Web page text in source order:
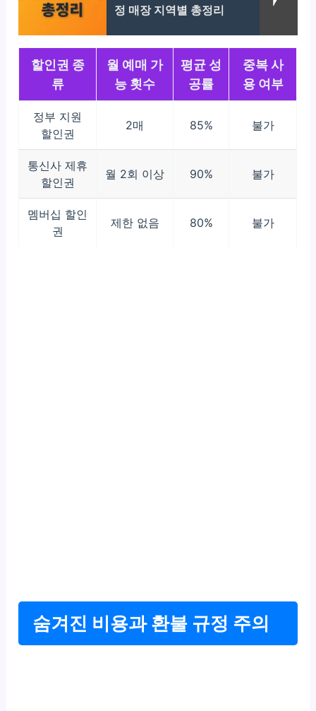
정 매장 지역별 총정리
할인권 종
류
월 예매 가
능 횟수
평균 성
공률
중복 사
용 여부
정부 지원
할인권
2매 85% 불가
통신사 제휴
할인권
월 2회 이상 90% 불가
멤버십 할인
권
제한 없음 80% 불가
숨겨진 비용과 환불 규정 주의